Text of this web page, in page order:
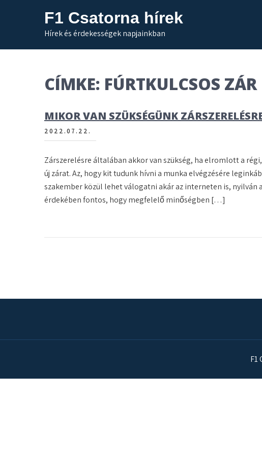
F1 Csatorna hírek
Hírek és érdekességek napjainkban
CÍMKE: FÚRTKULCSOS ZÁR
MIKOR VAN SZÜKSÉGÜNK
2022.07.22.
Zárszerelésre általában akkor van szükség, ha elromlott a
új zárat. Az, hogy kit tudunk hívni a munka elvégzésére
szakember közül lehet válogatni akár az interneten is, nyilván
érdekében fontos, hogy megfelelő minőségben […]
F1